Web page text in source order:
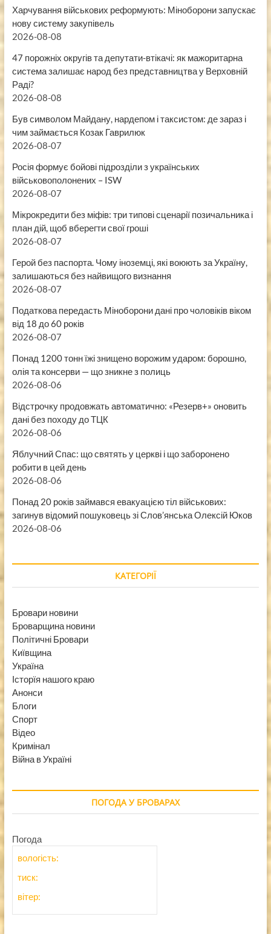
Харчування військових реформують: Міноборони запускає
нову систему закупівель
2026-08-08
47 порожніх округів та депутати-втікачі: як мажоритарна
система залишає народ без представництва у Верховній
Раді?
2026-08-08
Був символом Майдану, нардепом і таксистом: де зараз і
чим займається Козак Гаврилюк
2026-08-07
Росія формує бойові підрозділи з українських
військовополонених – ISW
2026-08-07
Мікрокредити без міфів: три типові сценарії позичальника і
план дій, щоб вберегти свої гроші
2026-08-07
Герой без паспорта. Чому іноземці, які воюють за Україну,
залишаються без найвищого визнання
2026-08-07
Податкова передасть Міноборони дані про чоловіків віком
від 18 до 60 років
2026-08-07
Понад 1200 тонн їжі знищено ворожим ударом: борошно,
олія та консерви — що зникне з полиць
2026-08-06
Відстрочку продовжать автоматично: «Резерв+» оновить
дані без походу до ТЦК
2026-08-06
Яблучний Спас: що святять у церкві і що заборонено
робити в цей день
2026-08-06
Понад 20 років займався евакуацією тіл військових:
загинув відомий пошуковець зі Слов’янська Олексій Юков
2026-08-06
КАТЕГОРІЇ
Бровари новини
Броварщина новини
Політичні Бровари
Київщина
Україна
Історїя нашого краю
Анонси
Блоги
Спорт
Відео
Кримінал
Війна в Україні
ПОГОДА У БРОВАРАХ
Погода
вологість:
тиск:
вітер: